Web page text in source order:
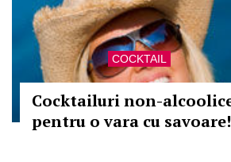
COCKTAIL
Cocktailuri non-
pentru o vara cu savoare!